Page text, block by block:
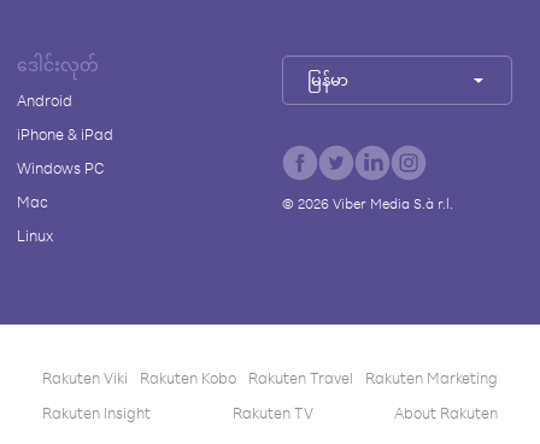
ဒေါင်းလုတ်
Android
iPhone & iPad
Windows PC
Mac
Linux
မြန်မာ
© 2026Viber Media S.à r.l.
Rakuten Viki Rakuten Kobo Rakuten Travel
Rakuten Marketing
Rakuten Insight
Rakuten TV About Rakuten